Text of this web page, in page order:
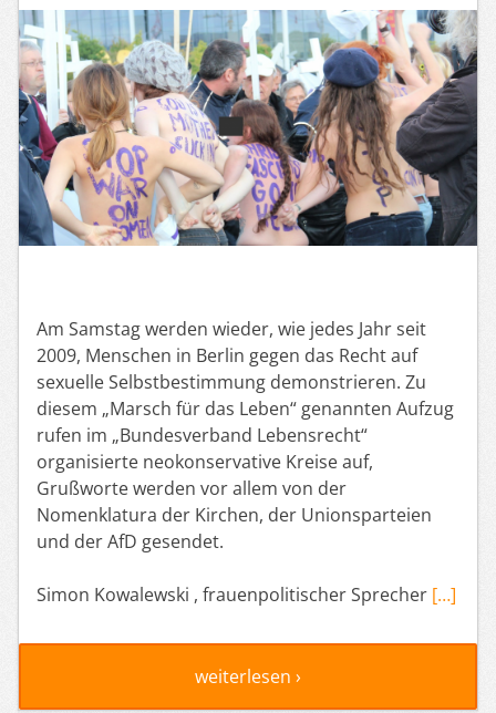
Am Samstag werden wieder, wie jedes Jahr seit
2009, Menschen in Berlin gegen das Recht auf
sexuelle Selbstbestimmung demonstrieren. Zu
diesem „Marsch für das Leben“ genannten Aufzug
rufen im „Bundesverband Lebensrecht“
organisierte neokonservative Kreise auf,
Grußworte werden vor allem von der
Nomenklatura der Kirchen, der Unionsparteien
und der AfD gesendet.
Simon Kowalewski , frauenpolitischer Sprecher […]
weiterlesen ›